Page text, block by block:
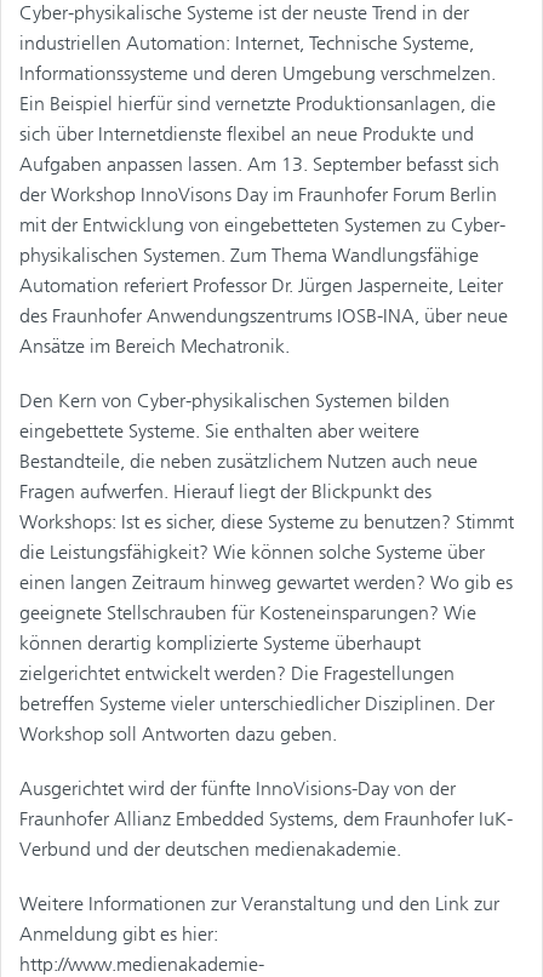
Cyber-physikalische Systeme ist der neuste Trend in der
industriellen Automation: Internet, Technische Systeme,
Informationssysteme und deren Umgebung verschmelzen.
Ein Beispiel hierfür sind vernetzte Produktionsanlagen, die
sich über Internetdienste flexibel an neue Produkte und
Aufgaben anpassen lassen. Am 13. September befasst sich
der Workshop InnoVisons Day im Fraunhofer Forum Berlin
mit der Entwicklung von eingebetteten Systemen zu Cyber-
physikalischen Systemen. Zum Thema Wandlungsfähige
Automation referiert Professor Dr. Jürgen Jasperneite, Leiter
des Fraunhofer Anwendungszentrums IOSB-INA, über neue
Ansätze im Bereich Mechatronik.
Den Kern von Cyber-physikalischen Systemen bilden
eingebettete Systeme. Sie enthalten aber weitere
Bestandteile, die neben zusätzlichem Nutzen auch neue
Fragen aufwerfen. Hierauf liegt der Blickpunkt des
Workshops: Ist es sicher, diese Systeme zu benutzen? Stimmt
die Leistungsfähigkeit? Wie können solche Systeme über
einen langen Zeitraum hinweg gewartet werden? Wo gib es
geeignete Stellschrauben für Kosteneinsparungen? Wie
können derartig komplizierte Systeme überhaupt
zielgerichtet entwickelt werden? Die Fragestellungen
betreffen Systeme vieler unterschiedlicher Disziplinen. Der
Workshop soll Antworten dazu geben.
Ausgerichtet wird der fünfte InnoVisions-Day von der
Fraunhofer Allianz Embedded Systems, dem Fraunhofer IuK-
Verbund und der deutschen medienakademie.
Weitere Informationen zur Veranstaltung und den Link zur
Anmeldung gibt es hier:
http://www.medienakademie-